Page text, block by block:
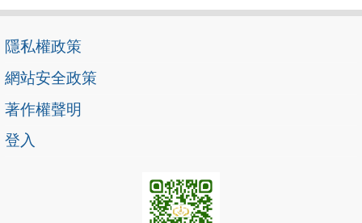
隱私權政策
網站安全政策
著作權聲明
登入